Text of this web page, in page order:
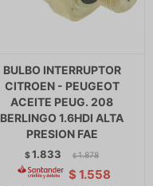
BULBO INTERRUPTOR
CITROEN - PEUGEOT
ACEITE PEUG. 208
BERLINGO 1.6HDI ALTA
PRESION FAE
$1.833 $ 1.878
$ 1.558